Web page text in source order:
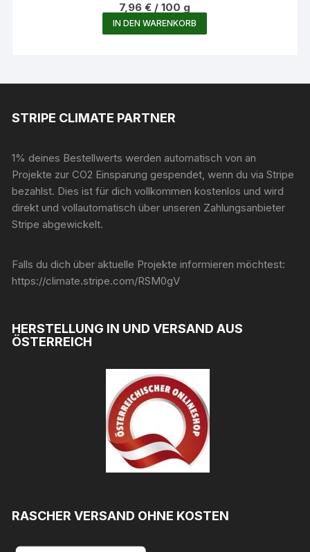
von 5
7,96€ /100 g
IN DEN WARENKORB
STRIPE CLIMATE PARTNER
1% deines Bestellwerts werden automatisch von an
Projekte zur CO2 Einsparung gespendet, wenn du via Stripe
bezahlst. Dies ist für dich vollkommen kostenlos und wird
direkt und vollautomatisch über unseren Zahlungsanbieter
Stripe abgewickelt.
Falls du dich über aktuelle Projekte informieren möchtest:
https://climate.stripe.com/RSM0gV
HERSTELLUNG IN UND VERSAND AUS
ÖSTERREICH
RASCHER VERSAND OHNE KOSTEN